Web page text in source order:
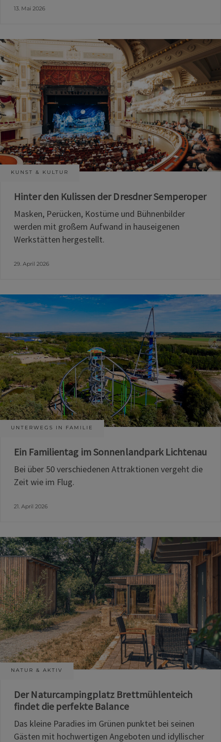
13. Mai 2026
KUNST & KULTUR
Hinter den Kulissen der Dresdner Semperoper
Masken, Perücken, Kostüme und Bühnenbilder
werden mit großem Aufwand in hauseigenen
Werkstätten hergestellt.
29. April 2026
UNTERWEGS IN FAMILIE
Ein Familientag im Sonnenlandpark Lichtenau
Bei über 50 verschiedenen Attraktionen vergeht die
Zeit wie im Flug.
21. April 2026
NATUR & AKTIV
Der Naturcampingplatz Brettmühlenteich
findet die perfekte Balance
Das kleine Paradies im Grünen punktet bei seinen
Gästen mit hochwertigen Angeboten und idyllischer